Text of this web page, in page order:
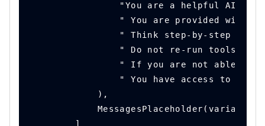
"You are a helpful AI
" You are provided with
" Think step-by-step and
" Do not re-run tools
" If you are not able to
" You have access to the
            ),
        ]